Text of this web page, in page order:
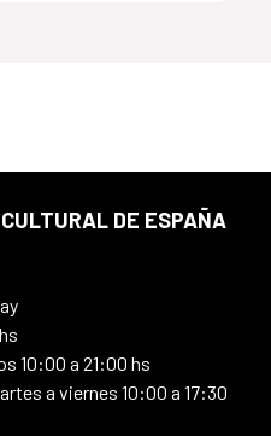
DE ESPAÑA
10:00 a 21:00 hs
a viernes 10:00 a 17:30